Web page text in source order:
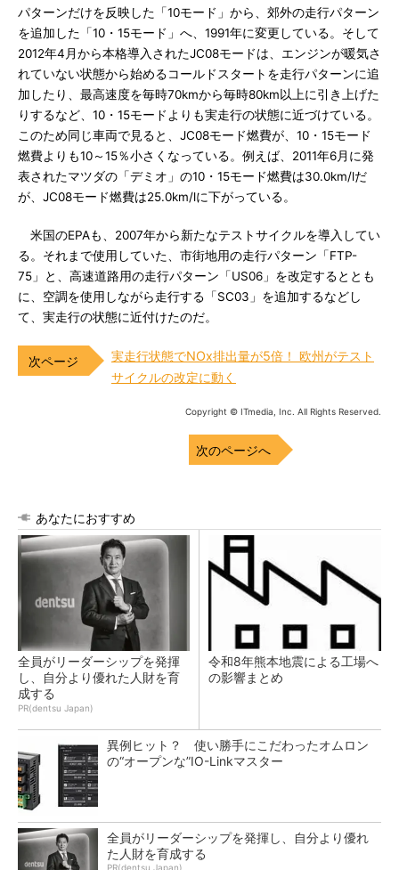
パターンだけを反映した「10モード」から、郊外の走行パターン
を追加した「10・15モード」へ、1991年に変更している。そして
2012年4月から本格導入されたJC08モードは、エンジンが暖気さ
れていない状態から始めるコールドスタートを走行パターンに追
加したり、最高速度を毎時70kmから毎時80km以上に引き上げた
りするなど、10・15モードよりも実走行の状態に近づけている。
このため同じ車両で見ると、JC08モード燃費が、10・15モード
燃費よりも10～15％小さくなっている。例えば、2011年6月に発
表されたマツダの「デミオ」の10・15モード燃費は30.0km/lだ
が、JC08モード燃費は25.0km/lに下がっている。
米国のEPAも、2007年から新たなテストサイクルを導入してい
る。それまで使用していた、市街地用の走行パターン「FTP-
75」と、高速道路用の走行パターン「US06」を改定するととも
に、空調を使用しながら走行する「SC03」を追加するなどし
て、実走行の状態に近付けたのだ。
実走行状態でNOx排出量が5倍！ 欧州がテスト
サイクルの改定に動く
Copyright © ITmedia, Inc. All Rights Reserved.
次のページへ
あなたにおすすめ
全員がリーダーシップを発揮
し、自分より優れた人財を育
成する
PR(dentsu Japan)
令和8年熊本地震による工場へ
の影響まとめ
異例ヒット？ 使い勝手にこだわったオムロン
の“オープンな”IO-Linkマスター
全員がリーダーシップを発揮し、自分より優れ
た人財を育成する
PR(dentsu Japan)